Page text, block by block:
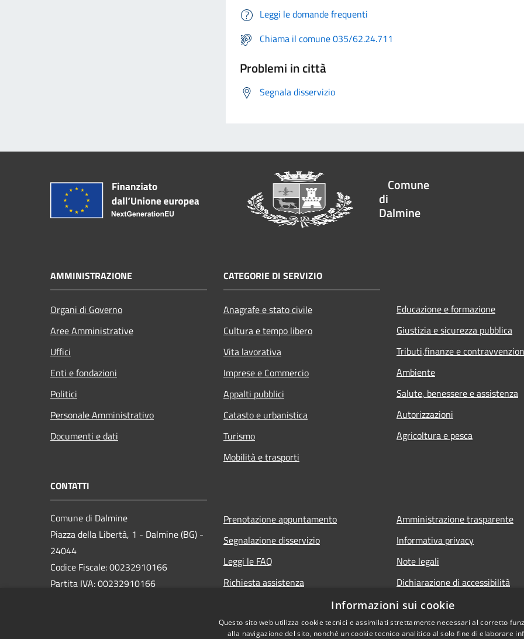
Leggi le domande frequenti
Chiama il comune 035/62.24.711
Problemi in città
Segnala disservizio
Comune
di
Dalmine
AMMINISTRAZIONE
Organi di Governo
Aree Amministrative
Uffici
Enti e fondazioni
Politici
Personale Amministrativo
Documenti e dati
CATEGORIE DI SERVIZIO
Anagrafe e stato civile
Cultura e tempo libero
Vita lavorativa
Imprese e Commercio
Appalti pubblici
Catasto e urbanistica
Turismo
Mobilità e trasporti
Educazione e formazione
Giustizia e sicurezza pubblica
Tributi,finanze e
Ambiente
Salute, benessere e assistenza
Autorizzazioni
Agricoltura e pesca
CONTATTI
Comune di Dalmine
Piazza della Libertà, 1 - Dalmine (BG) -
24044
Codice Fiscale: 00232910166
Partita IVA: 00232910166
Prenotazione appuntamento
Segnalazione disservizio
Leggi le FAQ
Richiesta assistenza
Amministrazione trasparente
Informativa privacy
Note legali
Dichiarazione di accessibilità
Piano di miglioramento del sito
Informazioni sui cookie
Questo sito web utilizza cookie tecnici e assimilati strettamente necessari al corretto
alla navigazione del sito, nonché un cookie tecnico analitico al solo fine di elaborare